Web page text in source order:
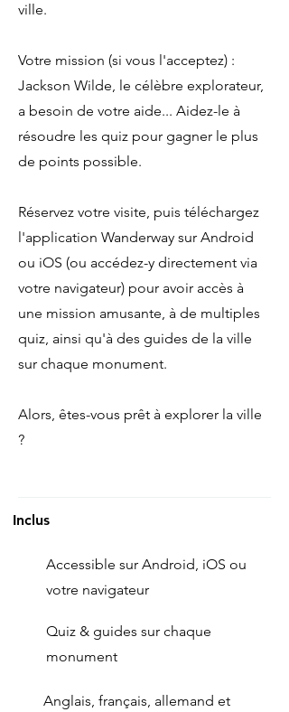
ville.
Votre mission (si vous l'acceptez) :
Jackson Wilde, le célèbre explorateur,
a besoin de votre aide... Aidez-le à
résoudre les quiz pour gagner le plus
de points possible.
Réservez votre visite, puis téléchargez
l'application Wanderway sur Android
ou iOS (ou accédez-y directement via
votre navigateur) pour avoir accès à
une mission amusante, à de multiples
quiz, ainsi qu'à des guides de la ville
sur chaque monument.
Alors, êtes-vous prêt à explorer la ville
?
Inclus
Accessible sur Android, iOS ou
votre navigateur
Quiz & guides sur chaque
monument
Anglais, français, allemand et